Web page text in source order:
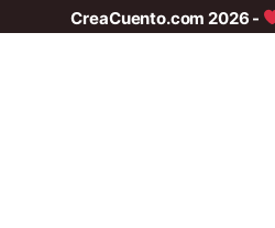
CreaCuento.com 2026 -